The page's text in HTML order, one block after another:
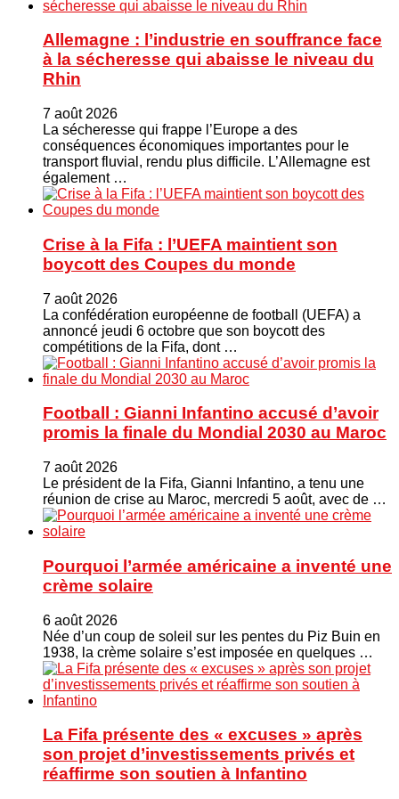
Allemagne : l’industrie en souffrance face
à la sécheresse qui abaisse le niveau du
Rhin
7 août 2026
La sécheresse qui frappe l’Europe a des
conséquences économiques importantes pour le
transport fluvial, rendu plus difficile. L’Allemagne est
également …
Crise à la Fifa : l’UEFA maintient son
boycott des Coupes du monde
7 août 2026
La confédération européenne de football (UEFA) a
annoncé jeudi 6 octobre que son boycott des
compétitions de la Fifa, dont …
Football : Gianni Infantino accusé d’avoir
promis la finale du Mondial 2030 au Maroc
7 août 2026
Le président de la Fifa, Gianni Infantino, a tenu une
réunion de crise au Maroc, mercredi 5 août, avec de …
Pourquoi l’armée américaine a inventé une
crème solaire
6 août 2026
Née d’un coup de soleil sur les pentes du Piz Buin en
1938, la crème solaire s’est imposée en quelques …
La Fifa présente des « excuses » après
son projet d’investissements privés et
réaffirme son soutien à Infantino